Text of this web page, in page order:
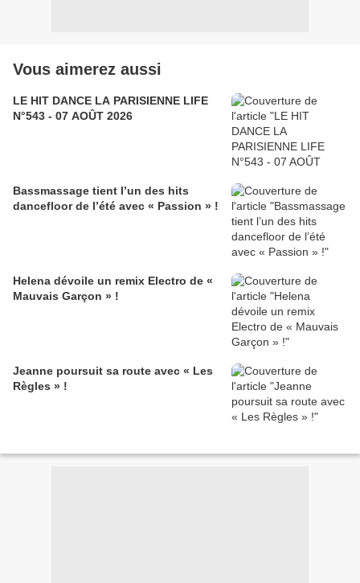
Vous aimerez aussi
LE HIT DANCE LA PARISIENNE LIFE
N°543 - 07 AOÛT 2026
Bassmassage tient l’un des hits
dancefloor de l’été avec « Passion » !
Helena dévoile un remix Electro de «
Mauvais Garçon » !
Jeanne poursuit sa route avec « Les
Règles » !